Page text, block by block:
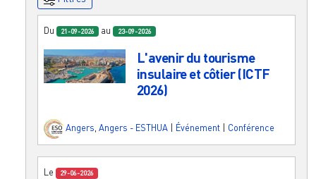
Du 21-09-2026 au 23-09-2026
L'avenir du tourisme
insulaire et côtier (ICTF
2026)
Angers, Angers - ESTHUA Événement Conférence
Le 29-06-2026